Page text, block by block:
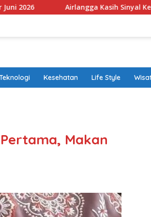
Airlangga Kasih Sinyal Kendaraan
Kesehatan Life Style
Makan